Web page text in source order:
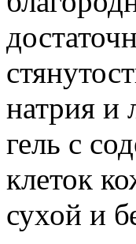
натрия и
гель с
клеток
сухой и